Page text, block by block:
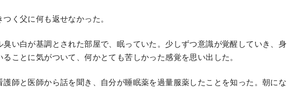
く父に何も返せなかった。
い白が基調とされた部屋で、眠っていた。少しずつ意識が覚醒していき、身
ことに気がついて、何かとても苦しかった感覚を思い出した。
師と医師から話を聞き、自分が睡眠薬を過量服薬したことを知った。朝にな